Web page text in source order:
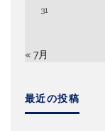
31
« 7月
最近の投稿